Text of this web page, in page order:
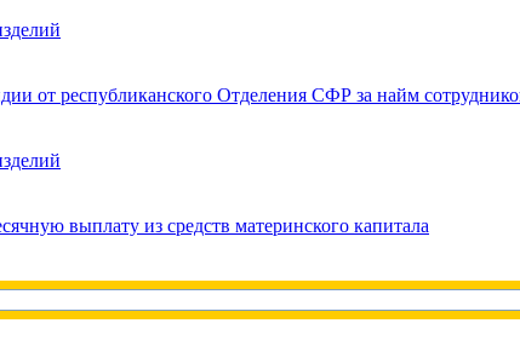
от республиканского Отделения СФР за найм
выплату из средств материнского капитала